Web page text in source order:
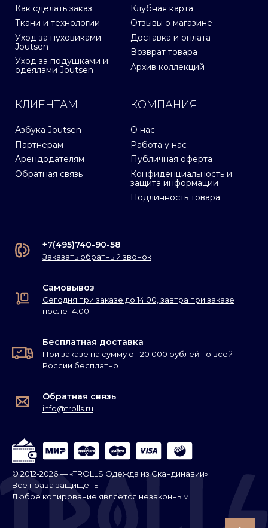
Как сделать заказ
Ткани и технологии
Уход за пуховиками
Joutsen
Уход за подушками и
одеялами Joutsen
Клубная карта
Отзывы о магазине
Доставка и оплата
Возврат товара
Архив коллекций
КЛИЕНТАМ
Азбука Joutsen
Партнерам
Арендодателям
Обратная связь
КОМПАНИЯ
О нас
Работа у нас
Публичная оферта
Конфиденциальность и
защита информации
Подлинность товара
+7(495)740-90-58
Заказать обратный звонок
Самовывоз
Сегодня при заказе до 14:00, завтра при заказе
после 14:00
Бесплатная доставка
При заказе на сумму от 20 000 рублей по всей
России бесплатно
Обратная связь
info@trolls.ru
© 2012-2026 — «TROLLS Одежда из Скандинавии».
Все права защищены.
Любое копирование является незаконным.